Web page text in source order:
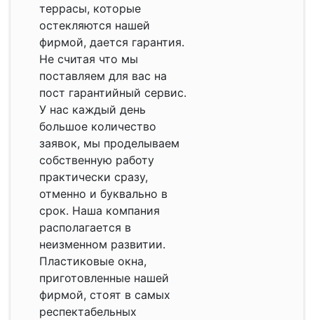
террасы, которые
остекляются нашей
фирмой, дается гарантия.
Не считая что мы
поставляем для вас на
пост гарантийный сервис.
У нас каждый день
большое количество
заявок, мы проделываем
собственную работу
практически сразу,
отменно и буквально в
срок. Наша компания
располагается в
неизменном развитии.
Пластиковые окна,
приготовленные нашей
фирмой, стоят в самых
респектабельных